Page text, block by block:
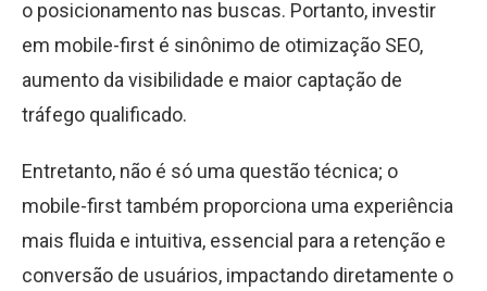
o posicionamento nas buscas. Portanto, investir
em mobile-first é sinônimo de otimização SEO,
aumento da visibilidade e maior captação de
tráfego qualificado.
Entretanto, não é só uma questão técnica; o
mobile-first também proporciona uma experiência
mais fluida e intuitiva, essencial para a retenção e
conversão de usuários, impactando diretamente o